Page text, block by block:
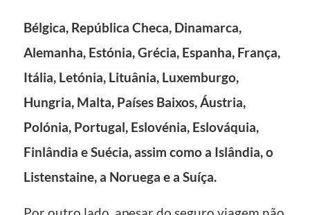
Bélgica, República Checa, Dinamarca,
Alemanha, Estónia, Grécia, Espanha, França,
Itália, Letónia, Lituânia, Luxemburgo,
Hungria, Malta, Países Baixos, Áustria,
Polónia, Portugal, Eslovénia, Eslováquia,
Finlândia e Suécia, assim como a Islândia, o
Listenstaine, a Noruega e a Suíça.